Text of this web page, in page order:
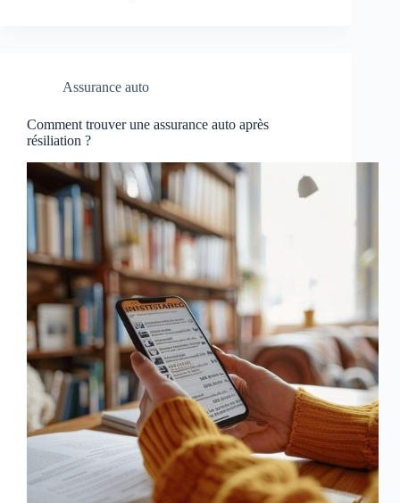
Assurance auto
Comment trouver une assurance auto après
résiliation ?